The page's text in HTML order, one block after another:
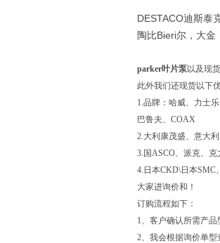
DESTACO迪斯泰
陶比Bieri尔，大金
parker叶片泵以及现货
此外我们还现货以下
1.品牌：哈威、力士
巴鲁夫、COAX
2.大利康茂盛、意大
3.国ASCO、派克、
4.日本CKD\日本SMC
大家进询价和！
订购流程如下：
1、客户确认所需产品
2、我会根据询价单